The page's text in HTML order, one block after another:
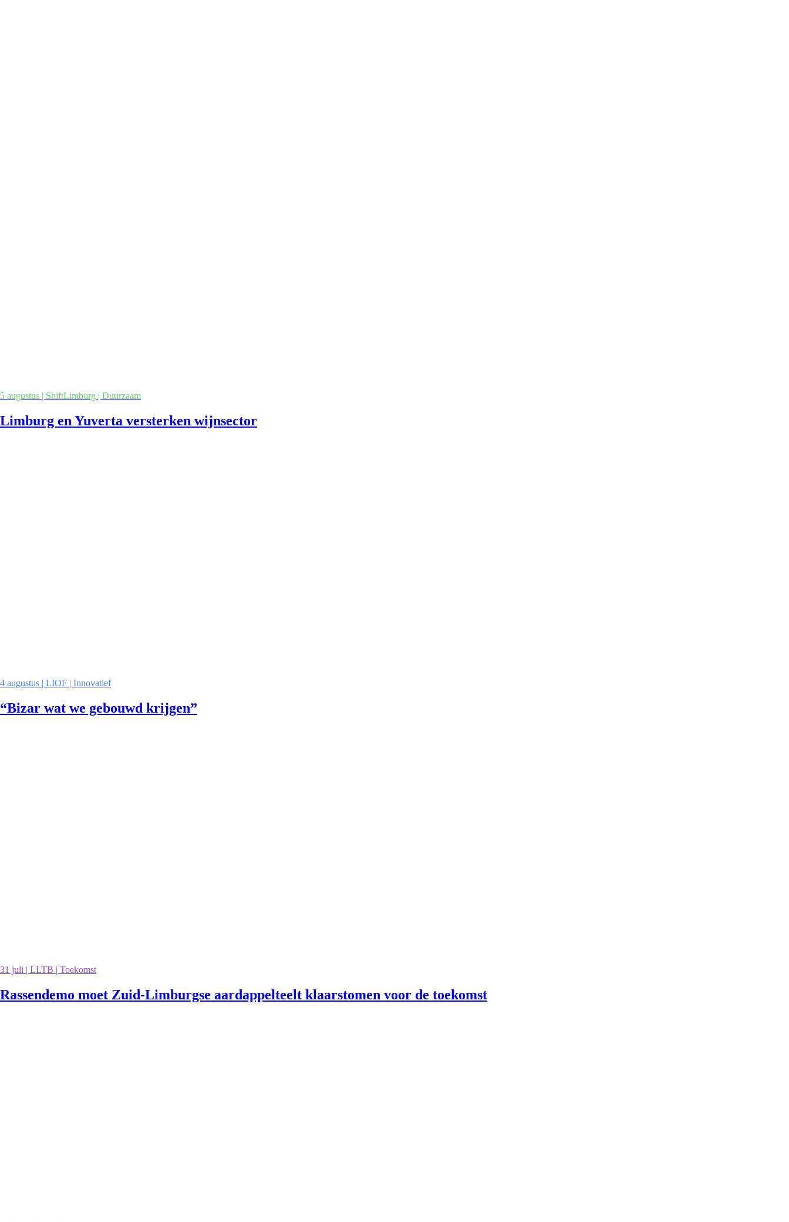
5 augustus | ShiftLimburg | Duurzaam
Limburg en Yuverta versterken wijnsector
4 augustus | LIOF | Innovatief
“Bizar wat we gebouwd krijgen”
31 juli | LLTB | Toekomst
Rassendemo moet Zuid-Limburgse aardappelteelt klaarstomen voor de toekomst